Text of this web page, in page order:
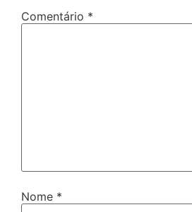
Comentário *
Nome *